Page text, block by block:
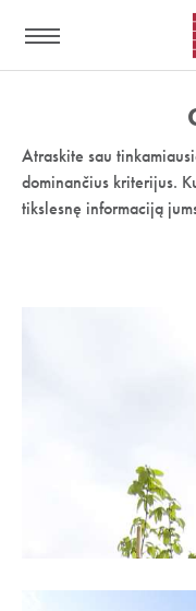
nuoroda:
Atraskite sau
dominančius kriterijus.
tikslesnę informaciją